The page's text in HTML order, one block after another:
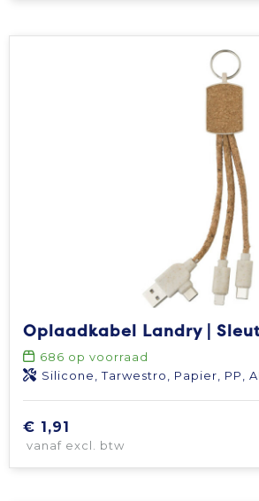
686 op voorraad
Silicone, Tarwestro, Papier, PP,
€ 1,91
vanaf excl. btw